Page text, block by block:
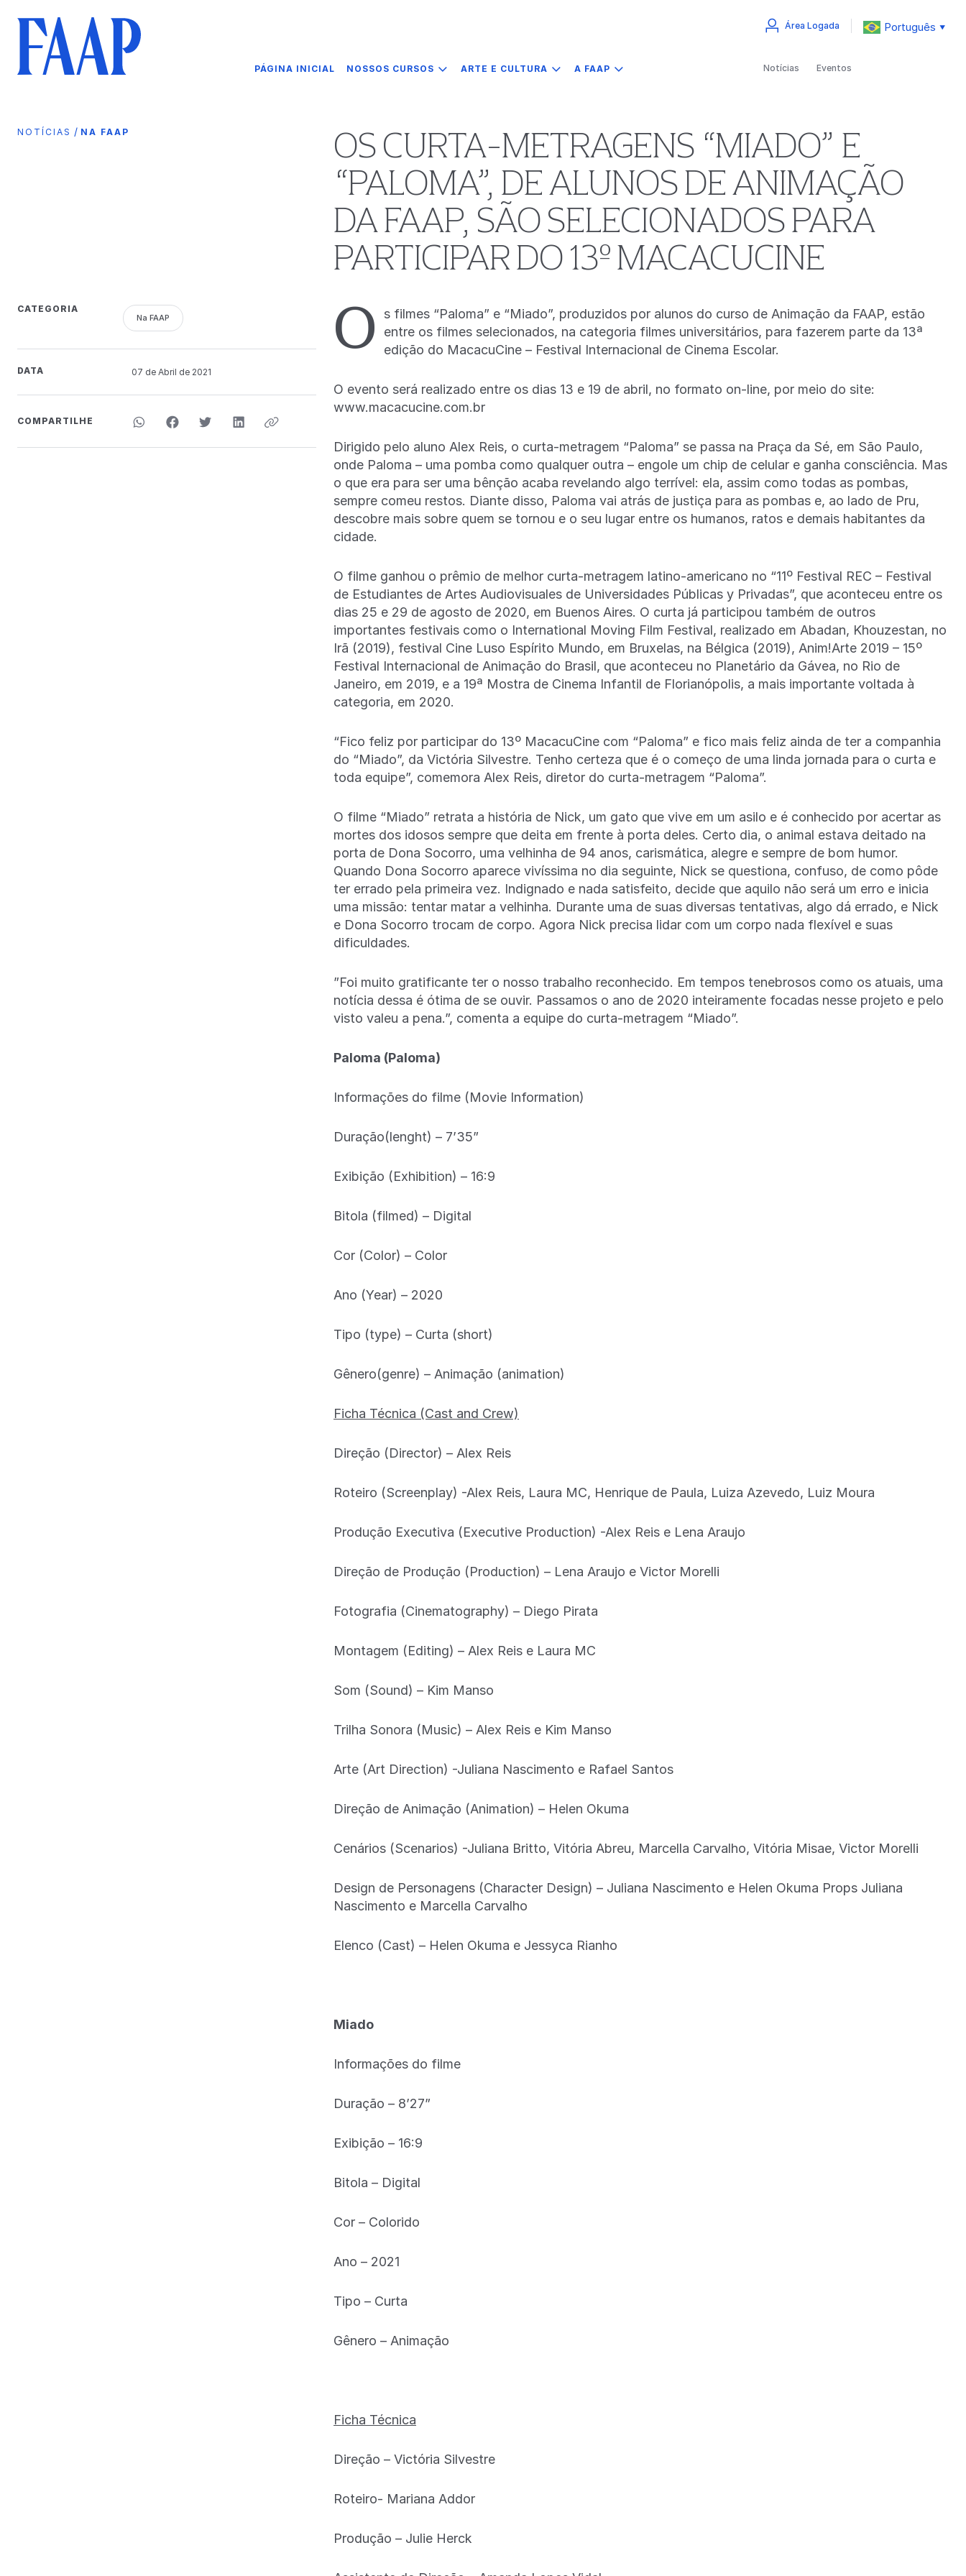
PÁGINA INICIAL NOSSOS CURSOS ARTE E CULTURA A FAAP
Área Logada Português ▼
Notícias Eventos
NOTÍCIAS / NA FAAP
OS CURTA-METRAGENS “MIADO” E
“PALOMA”, DE ALUNOS DE ANIMAÇÃO
DA FAAP, SÃO SELECIONADOS PARA
PARTICIPAR DO 13º MACACUCINE
CATEGORIA
Na FAAP
DATA 07 de Abril de 2021
COMPARTILHE
O
s filmes “Paloma” e “Miado”, produzidos por alunos do curso de Animação da FAAP, estão
entre os filmes selecionados, na categoria filmes universitários, para fazerem parte da 13ª
edição do MacacuCine – Festival Internacional de Cinema Escolar.
O evento será realizado entre os dias 13 e 19 de abril, no formato on-line, por meio do site:
www.macacucine.com.br
Dirigido pelo aluno Alex Reis, o curta-metragem “Paloma” se passa na Praça da Sé, em São Paulo,
onde Paloma – uma pomba como qualquer outra – engole um chip de celular e ganha consciência. Mas
o que era para ser uma bênção acaba revelando algo terrível: ela, assim como todas as pombas,
sempre comeu restos. Diante disso, Paloma vai atrás de justiça para as pombas e, ao lado de Pru,
descobre mais sobre quem se tornou e o seu lugar entre os humanos, ratos e demais habitantes da
cidade.
O filme ganhou o prêmio de melhor curta-metragem latino-americano no “11º Festival REC – Festival
de Estudiantes de Artes Audiovisuales de Universidades Públicas y Privadas”, que aconteceu entre os
dias 25 e 29 de agosto de 2020, em Buenos Aires. O curta já participou também de outros
importantes festivais como o International Moving Film Festival, realizado em Abadan, Khouzestan, no
Irã (2019), festival Cine Luso Espírito Mundo, em Bruxelas, na Bélgica (2019), Anim!Arte 2019 – 15º
Festival Internacional de Animação do Brasil, que aconteceu no Planetário da Gávea, no Rio de
Janeiro, em 2019, e a 19ª Mostra de Cinema Infantil de Florianópolis, a mais importante voltada à
categoria, em 2020.
“Fico feliz por participar do 13º MacacuCine com “Paloma” e fico mais feliz ainda de ter a companhia
do “Miado”, da Victória Silvestre. Tenho certeza que é o começo de uma linda jornada para o curta e
toda equipe”, comemora Alex Reis, diretor do curta-metragem “Paloma”.
O filme “Miado” retrata a história de Nick, um gato que vive em um asilo e é conhecido por acertar as
mortes dos idosos sempre que deita em frente à porta deles. Certo dia, o animal estava deitado na
porta de Dona Socorro, uma velhinha de 94 anos, carismática, alegre e sempre de bom humor.
Quando Dona Socorro aparece vivíssima no dia seguinte, Nick se questiona, confuso, de como pôde
ter errado pela primeira vez. Indignado e nada satisfeito, decide que aquilo não será um erro e inicia
uma missão: tentar matar a velhinha. Durante uma de suas diversas tentativas, algo dá errado, e Nick
e Dona Socorro trocam de corpo. Agora Nick precisa lidar com um corpo nada flexível e suas
dificuldades.
”Foi muito gratificante ter o nosso trabalho reconhecido. Em tempos tenebrosos como os atuais, uma
notícia dessa é ótima de se ouvir. Passamos o ano de 2020 inteiramente focadas nesse projeto e pelo
visto valeu a pena.”, comenta a equipe do curta-metragem “Miado”.
Paloma (Paloma)
Informações do filme (Movie Information)
Duração(lenght) – 7’35”
Exibição (Exhibition) – 16:9
Bitola (filmed) – Digital
Cor (Color) – Color
Ano (Year) – 2020
Tipo (type) – Curta (short)
Gênero(genre) – Animação (animation)
Ficha Técnica (Cast and Crew)
Direção (Director) – Alex Reis
Roteiro (Screenplay) -Alex Reis, Laura MC, Henrique de Paula, Luiza Azevedo, Luiz Moura
Produção Executiva (Executive Production) -Alex Reis e Lena Araujo
Direção de Produção (Production) – Lena Araujo e Victor Morelli
Fotografia (Cinematography) – Diego Pirata
Montagem (Editing) – Alex Reis e Laura MC
Som (Sound) – Kim Manso
Trilha Sonora (Music) – Alex Reis e Kim Manso
Arte (Art Direction) -Juliana Nascimento e Rafael Santos
Direção de Animação (Animation) – Helen Okuma
Cenários (Scenarios) -Juliana Britto, Vitória Abreu, Marcella Carvalho, Vitória Misae, Victor Morelli
Design de Personagens (Character Design) – Juliana Nascimento e Helen Okuma Props Juliana
Nascimento e Marcella Carvalho
Elenco (Cast) – Helen Okuma e Jessyca Rianho
Miado
Informações do filme
Duração – 8’27”
Exibição – 16:9
Bitola – Digital
Cor – Colorido
Ano – 2021
Tipo – Curta
Gênero – Animação
Ficha Técnica
Direção – Victória Silvestre
Roteiro- Mariana Addor
Produção – Julie Herck